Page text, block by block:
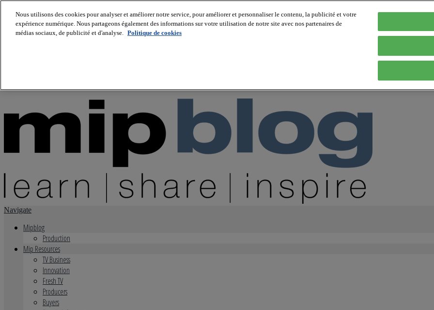
About us
Navigate
Mipblog
Production
Mip Resources
TV Business
Innovation
Fresh TV
Producers
Buyers
Nous utilisons des cookies pour analyser et améliorer notre service, pour améliorer et personnaliser le contenu, la publicité et votre
expérience numérique. Nous partageons également des informations sur votre utilisation de notre site avec nos partenaires de
médias sociaux, de publicité et d'analyse. Politique de cookies